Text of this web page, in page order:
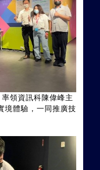
領資訊科陳偉峰主
境體驗，一同推廣技